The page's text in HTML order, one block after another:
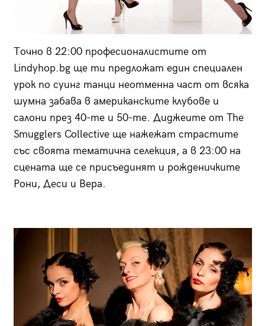
Точно в 22:00 професионалистите от
Lindyhop.bg ще ти предложат един специален
урок по суинг танци неотменна част от всяка
шумна забава в американските клубове и
салони през 40-те и 50-те. Диджеите от The
Smugglers Collective ще нажежат страстите
със своята тематична селекция, а в 23:00 на
сцената ще се присъединят и рожденичките
Рони, Деси и Вера.